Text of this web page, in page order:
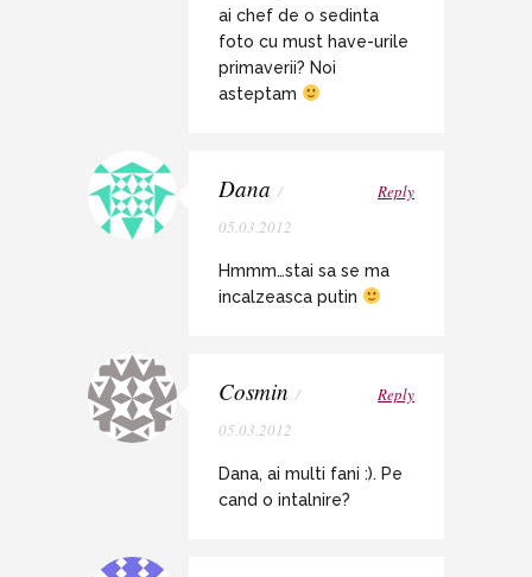
ai chef de o sedinta
foto cu must have-urile
primaverii? Noi
asteptam
Dana /
05.03.2012
Reply
Hmmm…stai sa se ma
incalzeasca putin
Cosmin /
05.03.2012
Reply
Dana, ai multi fani :). Pe
cand o intalnire?